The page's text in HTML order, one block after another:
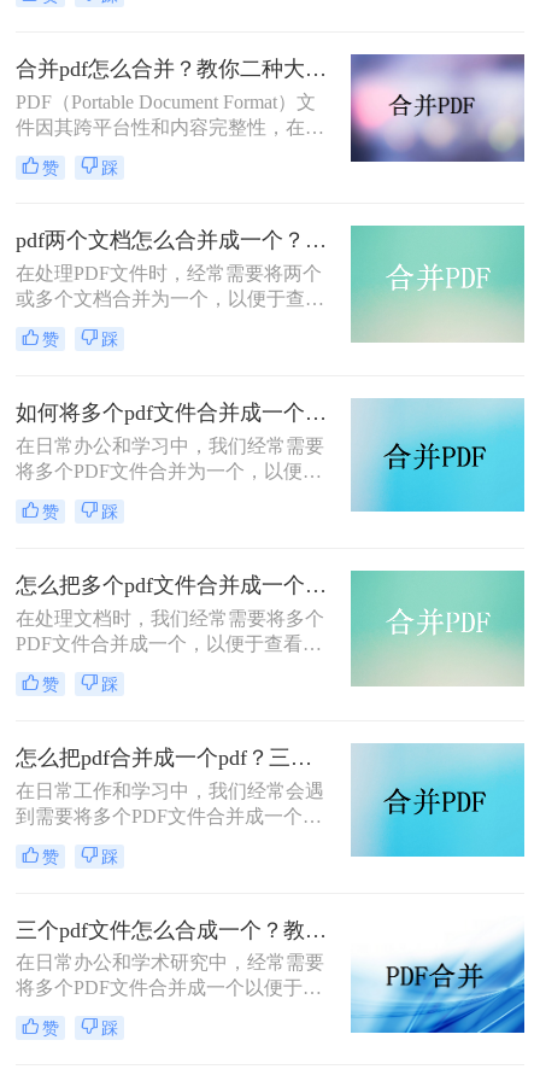
起呢？本文将介绍两种合并PDF文件
合并pdf怎么合并？教你二种大家都在用的合并方法！
PDF（Portable Document Format）文
件因其跨平台性和内容完整性，在日
常办公和学习中得到了广泛应用。有
时，我们需要将多个PDF文件合并为
么合并pdf怎么合并呢？本文将介绍两
种常见的PDF合并方法。
赞 踩
pdf两个文档怎么合并成一个？这4种合并方法快来看看！
在处理PDF文件时，经常需要将两个
或多个文档合并为一个，以便于查
阅、分享或存档。那么pdf两个文档怎
么合并成一个呢？本文将介绍四种常
赞 踩
如何将多个pdf文件合并成一个？这3种方法轻松合并文件！
在日常办公和学习中，我们经常需要
将多个PDF文件合并为一个，以便于
分享、存储和管理。那么如何将多个
pdf文件合并成一个呢？本文将介绍四
法，帮助您轻松完成PDF文件的合并
任务。
赞 踩
怎么把多个pdf文件合并成一个？试试看这二种转换方式！
在处理文档时，我们经常需要将多个
PDF文件合并成一个，以便于查看、
传输和存档。那么怎么把多个pdf文件
合并成一个呢？本文将介绍两种常用
PDF合并任务。
赞 踩
怎么把pdf合并成一个pdf？三种方法教你快速合并pdf！
在日常工作和学习中，我们经常会遇
到需要将多个PDF文件合并成一个文
件的需求。无论是为了整理资料、简
化分享流程，还是为了更方便地阅读
的功能。那么怎么把pdf合并成一个
pdf呢？以下将详细介绍几种常用的
PDF合并方法，帮助您轻松实现这一
目标。
赞 踩
三个pdf文件怎么合成一个？教你4种大家都在用方法！
在日常办公和学术研究中，经常需要
将多个PDF文件合并成一个以便于管
理和分享。那么三个pdf文件怎么合成
一个呢？本文将介绍四种将三个PDF
赞 踩